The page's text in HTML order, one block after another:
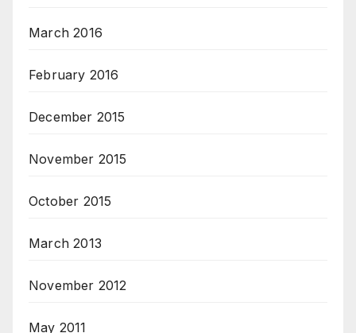
March 2016
February 2016
December 2015
November 2015
October 2015
March 2013
November 2012
May 2011